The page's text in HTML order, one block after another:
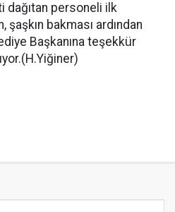
dağıtan personeli ilk
bakması ardından
Başkanına teşekkür